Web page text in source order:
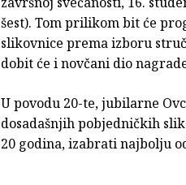
šest). Tom prilikom bit će
slikovnice prema izboru
dobit će i novčani dio
U povodu 20-te, jubilarne
dosadašnjih pobjedničkih
20 godina, izabrati najbolju